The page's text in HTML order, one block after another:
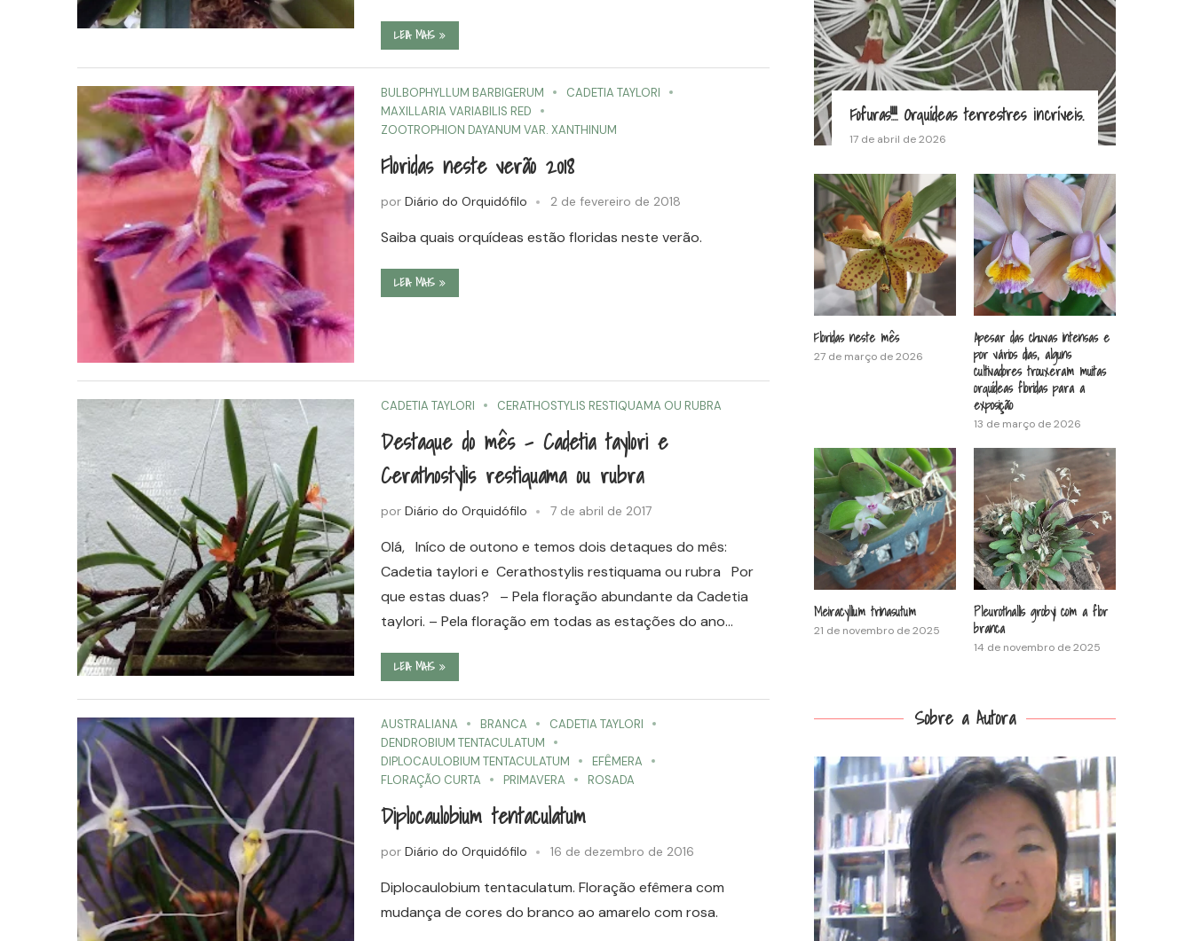
LEIA MAIS
BULBOPHYLLUM BARBIGERUM
CADETIA TAYLORI
MAXILLARIA VARIABILIS RED
ZOOTROPHION DAYANUM VAR. XANTHINUM
Floridas neste verão 2018
por Diário do Orquidófilo 2 de fevereiro de 2018
Saiba quais orquídeas estão floridas neste verão.
LEIA MAIS
CADETIA TAYLORI CERATHOSTYLIS RESTIQUAMA OU RUBRA
Destaque do mês – Cadetia taylori e
Cerathostylis restiquama ou rubra
por Diário do Orquidófilo 7 de abril de 2017
Olá, Iníco de outono e temos dois detaques do mês:
Cadetia taylori e Cerathostylis restiquama ou rubra Por
que estas duas? – Pela floração abundante da Cadetia
taylori. – Pela floração em todas as estações do ano…
LEIA MAIS
AUSTRALIANA BRANCA
CADETIA TAYLORI
DENDROBIUM TENTACULATUM
DIPLOCAULOBIUM TENTACULATUM
EFÊMERA
FLORAÇÃO CURTA
PRIMAVERA ROSADA
Diplocaulobium tentaculatum
por Diário do Orquidófilo 16 de dezembro de 2016
Diplocaulobium tentaculatum. Floração efêmera com
mudança de cores do branco ao amarelo com rosa.
Fofuras!!!! Orquídeas terrestres incríveis.
17 de abril de 2026
Floridas neste mês
27 de março de 2026
Apesar das chuvas intensas e
por vários dias, alguns
cultivadores trouxeram muitas
orquídeas floridas para a
exposição
13 de março de 2026
Meiracyllium trinasutum
21 de novembro de 2025
Pleurothallis grobyi com a flor
branca
14 de novembro de 2025
Sobre a Autora